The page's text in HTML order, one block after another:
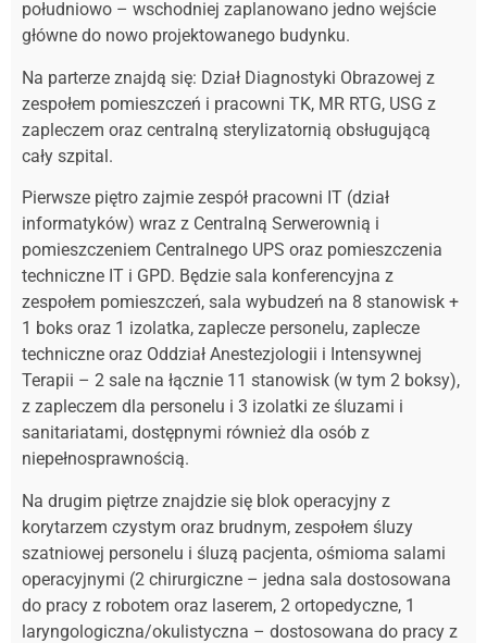
południowo – wschodniej zaplanowano jedno wejście
główne do nowo projektowanego budynku.
Na parterze znajdą się: Dział Diagnostyki Obrazowej z
zespołem pomieszczeń i pracowni TK, MR RTG, USG z
zapleczem oraz centralną sterylizatornią obsługującą
cały szpital.
Pierwsze piętro zajmie zespół pracowni IT (dział
informatyków) wraz z Centralną Serwerownią i
pomieszczeniem Centralnego UPS oraz pomieszczenia
techniczne IT i GPD. Będzie sala konferencyjna z
zespołem pomieszczeń, sala wybudzeń na 8 stanowisk +
1 boks oraz 1 izolatka, zaplecze personelu, zaplecze
techniczne oraz Oddział Anestezjologii i Intensywnej
Terapii – 2 sale na łącznie 11 stanowisk (w tym 2 boksy),
z zapleczem dla personelu i 3 izolatki ze śluzami i
sanitariatami, dostępnymi również dla osób z
niepełnosprawnością.
Na drugim piętrze znajdzie się blok operacyjny z
korytarzem czystym oraz brudnym, zespołem śluzy
szatniowej personelu i śluzą pacjenta, ośmioma salami
operacyjnymi (2 chirurgiczne – jedna sala dostosowana
do pracy z robotem oraz laserem, 2 ortopedyczne, 1
laryngologiczna/okulistyczna – dostosowana do pracy z